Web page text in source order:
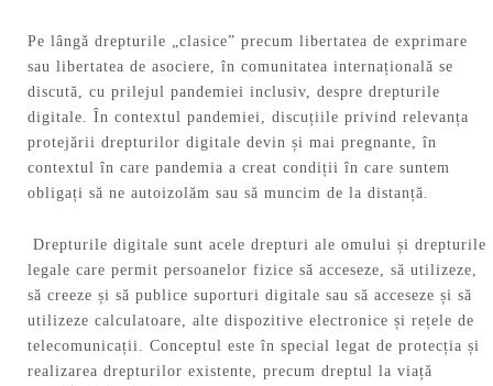
Pe lângă drepturile „clasice” precum libertatea de exprimare
sau libertatea de asociere, în comunitatea internațională se
discută, cu prilejul pandemiei inclusiv, despre drepturile
digitale. În contextul pandemiei, discuțiile privind relevanța
protejării drepturilor digitale devin și mai pregnante, în
contextul în care pandemia a creat condiții în care suntem
obligați să ne autoizolăm sau să muncim de la distanță.
Drepturile digitale sunt acele drepturi ale omului și drepturile
legale care permit persoanelor fizice să acceseze, să utilizeze,
să creeze și să publice suporturi digitale sau să acceseze și să
utilizeze calculatoare, alte dispozitive electronice și rețele de
telecomunicații. Conceptul este în special legat de protecția și
realizarea drepturilor existente, precum dreptul la viață